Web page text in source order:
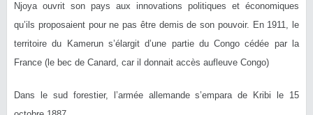
Njoya ouvrit son pays aux innovations politiques et économiques
qu’ils proposaient pour ne pas être demis de son pouvoir. En 1911, le
territoire du Kamerun s’élargit d’une partie du Congo cédée par la
France (le bec de Canard, car il donnait accès aufleuve Congo)
Dans le sud forestier, l’armée allemande s’empara de Kribi le 15